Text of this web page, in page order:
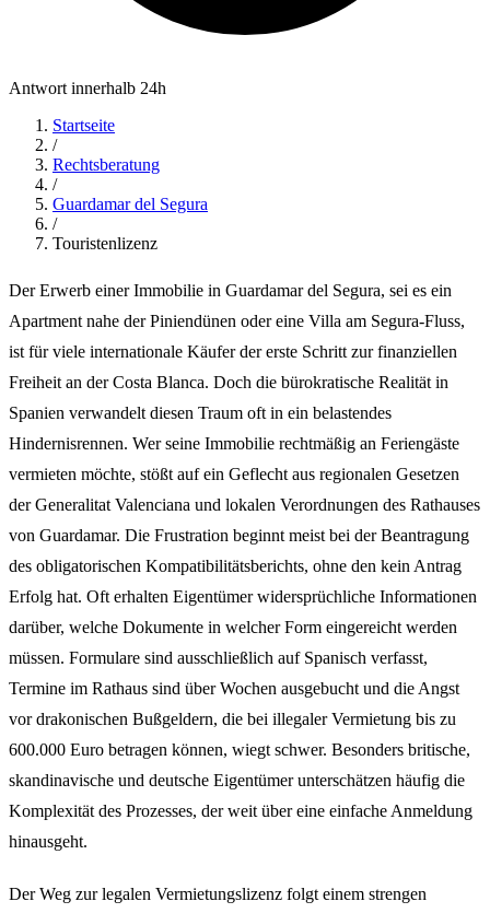
Antwort innerhalb 24h
Startseite
/
Rechtsberatung
/
Guardamar del Segura
/
Touristenlizenz
Der Erwerb einer Immobilie in Guardamar del Segura, sei es ein
Apartment nahe der Piniendünen oder eine Villa am Segura-Fluss,
ist für viele internationale Käufer der erste Schritt zur finanziellen
Freiheit an der Costa Blanca. Doch die bürokratische Realität in
Spanien verwandelt diesen Traum oft in ein belastendes
Hindernisrennen. Wer seine Immobilie rechtmäßig an Feriengäste
vermieten möchte, stößt auf ein Geflecht aus regionalen Gesetzen
der Generalitat Valenciana und lokalen Verordnungen des Rathauses
von Guardamar. Die Frustration beginnt meist bei der Beantragung
des obligatorischen Kompatibilitätsberichts, ohne den kein Antrag
Erfolg hat. Oft erhalten Eigentümer widersprüchliche Informationen
darüber, welche Dokumente in welcher Form eingereicht werden
müssen. Formulare sind ausschließlich auf Spanisch verfasst,
Termine im Rathaus sind über Wochen ausgebucht und die Angst
vor drakonischen Bußgeldern, die bei illegaler Vermietung bis zu
600.000 Euro betragen können, wiegt schwer. Besonders britische,
skandinavische und deutsche Eigentümer unterschätzen häufig die
Komplexität des Prozesses, der weit über eine einfache Anmeldung
hinausgeht.
Der Weg zur legalen Vermietungslizenz folgt einem strengen